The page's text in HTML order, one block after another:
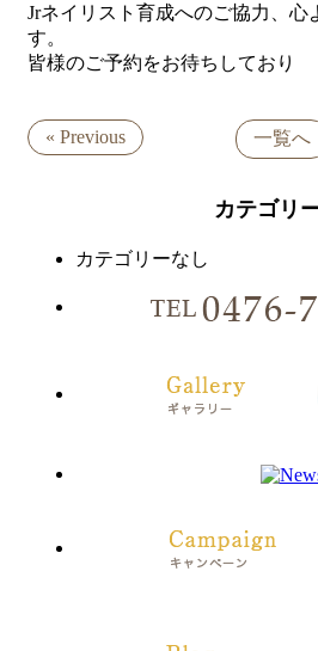
Jrネイリスト育成へのご協力、心
す。
皆様のご予約をお待ちしており
« Previous 一覧へ
カテゴリ
カテゴリーなし